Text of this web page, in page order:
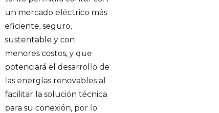
un mercado eléctrico más
eficiente, seguro,
sustentable y con
menores costos, y que
potenciará el desarrollo de
las energías renovables al
facilitar la solución técnica
para su conexión, por lo